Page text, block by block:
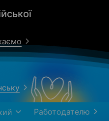
Работодателю